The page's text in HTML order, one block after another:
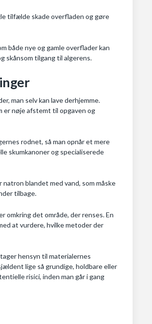
tilfælde skade overfladen og gøre
både nye og gamle overflader kan
skånsom tilgang til algerens.
man selv kan lave derhjemme.
er nøje afstemt til opgaven og
rodnet, så man opnår et mere
skumkanoner og specialiserede
blandet med vand, som måske
tilbage.
omkring det område, der renses. En
at vurdere, hvilke metoder der
hensyn til materialernes
lige så grundige, holdbare eller
risici, inden man går i gang